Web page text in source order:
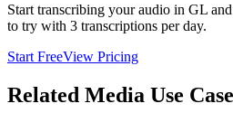
Start transcribing your audio in GL
to try with 3 transcriptions per day.
Start FreeView Pricing
Related Media Use